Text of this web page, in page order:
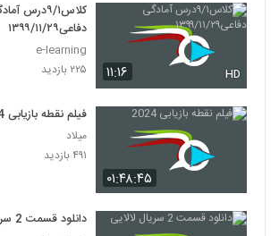
۱۱:۱۶ HD
کلاس۹/۱درس
دفاعی۱۳۹۹/۱۱/۲۹
e-learning
۲۲۵ بازدید
۰۱:۴۸:۴۵
فیلم نقطه بازیابی 2024
میلاد
۴۹۱ بازدید
دانلود قسمت 2 سریال لالایی